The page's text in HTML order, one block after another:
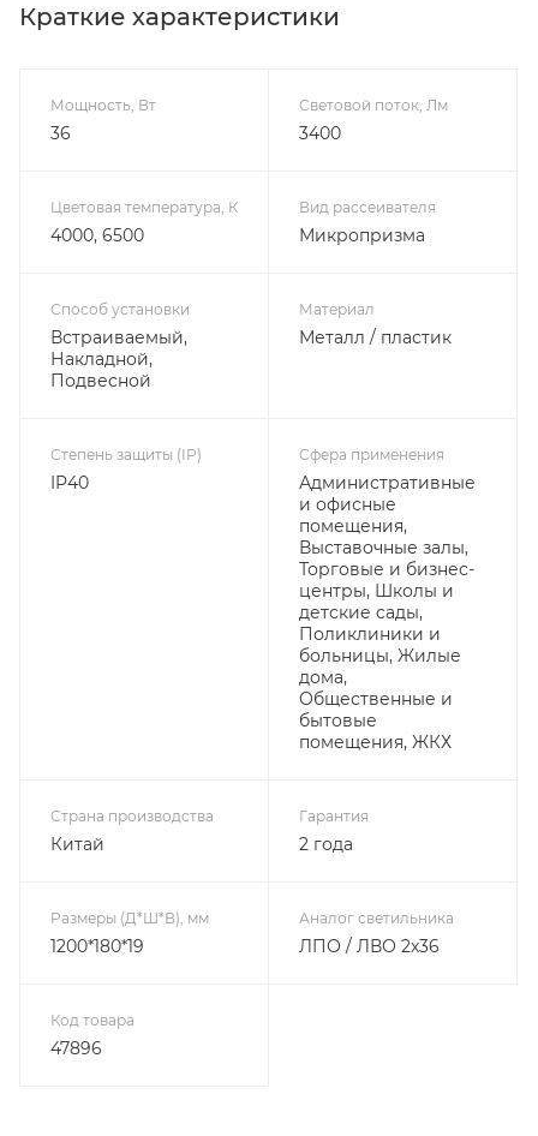
Краткие характеристики
Мощность, Вт
36
Световой поток, Лм
3400
Цветовая температура, К
4000, 6500
Вид рассеивателя
Микропризма
Способ установки
Встраиваемый,
Накладной,
Подвесной
Материал
Металл / пластик
Степень защиты (IP)
IP40
Сфера применения
Административные
и офисные
помещения,
Выставочные залы,
Торговые и бизнес-
центры, Школы и
детские сады,
Поликлиники и
больницы, Жилые
дома,
Общественные и
бытовые
помещения, ЖКХ
Страна производства
Китай
Гарантия
2 года
Размеры (Д*Ш*В), мм
1200*180*19
Аналог светильника
ЛПО / ЛВО 2х36
Код товара
47896